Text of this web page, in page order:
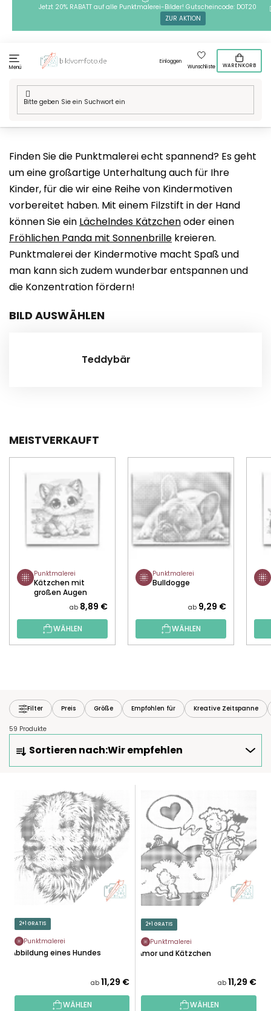
Jetzt 20% RABATT auf alle Punktmalerei-Bilder! Gutscheincode: DOT20
ZUR AKTION
Menü
Einloggen
Wunschliste
WARENKORB
Startseite
Finden Sie die Punktmalerei echt spannend? Es geht
um eine großartige Unterhaltung auch für Ihre
Kinder, für die wir eine Reihe von Kindermotiven
vorbereitet haben. Mit einem Filzstift in der Hand
können Sie ein Lächelndes Kätzchenoder einen
Fröhlichen Panda mit Sonnenbrille kreieren.
Punktmalerei der Kindermotive macht Spaß und
man kann sich zudem wunderbar entspannen und
die Konzentration fördern!
BILD AUSWÄHLEN
Teddybär
MEISTVERKAUFT
Punktmalerei
Kätzchen mit
großen Augen
ab 8,89 €
WÄHLEN
Punktmalerei
Bulldogge
ab 9,29 €
WÄHLEN
Filter Preis Größe Empfohlen für Kreative Zeitspanne
59 Produkte
O
O
R
U
N
Sortieren nach:Wir empfehlen
D
R
O
D
T
2+1 GRATIS
Punktmalerei
Abbildung eines Hundes
ab 11,29 €
WÄHLEN
2+1 GRATIS
Punktmalerei
Amor und Kätzchen
ab 11,29 €
WÄHLEN